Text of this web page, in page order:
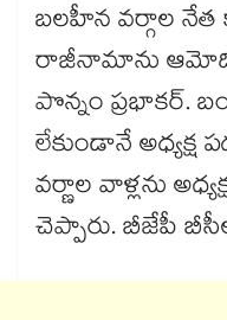
బలహీన వర్గాల
రాజీనామాను
పొన్నం ప్రభాకర్.
లేకుండానే అధ్యక్ష
వర్ణాల వాళ్లను
చెప్పారు. బీజేపీ